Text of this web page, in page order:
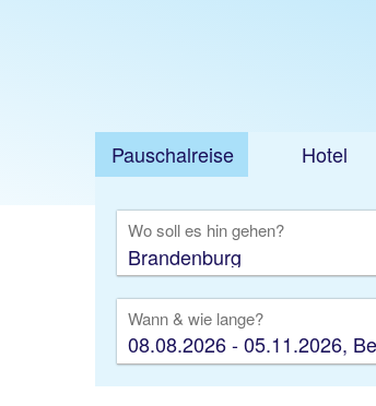
Pauschalreise Hotel
Wo soll es hin gehen?
Wann & wie lange?
08.08.2026 - 05.11.2026,